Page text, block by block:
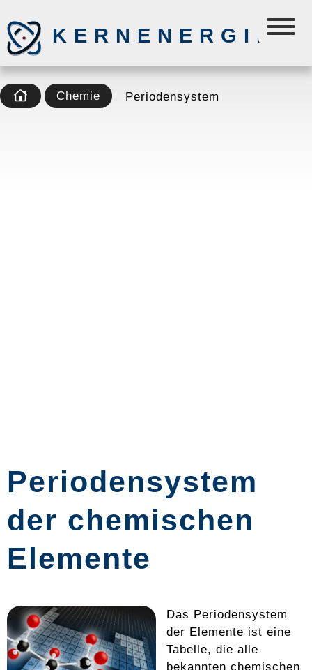
KERNENERGIE
Chemie Periodensystem
Periodensystem
der chemischen
Elemente
Das Periodensystem
der Elemente ist eine
Tabelle, die alle
bekannten chemischen